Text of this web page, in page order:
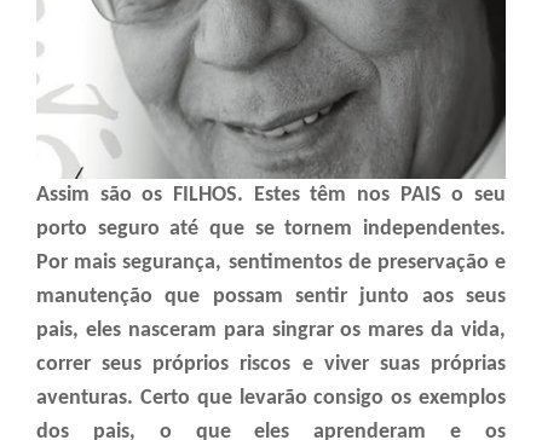
Assim são os FILHOS. Estes têm nos PAIS o seu
porto seguro até que se tornem independentes.
Por mais segurança, sentimentos de preservação e
manutenção que possam sentir junto aos seus
pais, eles nasceram para singrar os mares da vida,
correr seus próprios riscos e viver suas próprias
aventuras. Certo que levarão consigo os exemplos
dos pais, o que eles aprenderam e os